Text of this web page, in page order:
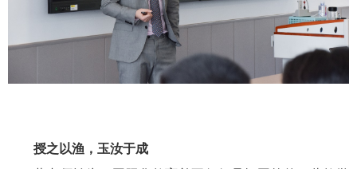
授之以渔，玉汝于成